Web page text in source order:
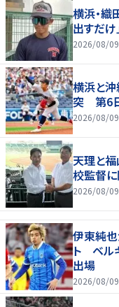
横浜・織
出すだけ
2026/08/
横浜と
突 第6
2026/08/
天理と
校監督に
2026/08/
伊東純
ト ベル
出場
2026/08/